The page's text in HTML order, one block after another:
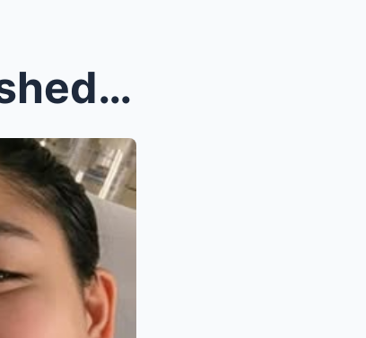
PRAY FOR ME: Shaira Diaz rushed into emergency lap...